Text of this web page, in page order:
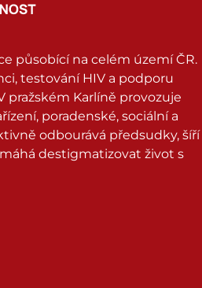
působící na celém území ČR.
testování HIV a podporu
pražském Karlíně provozuje
poradenské, sociální a
odbourává předsudky, šíří
destigmatizovat život s